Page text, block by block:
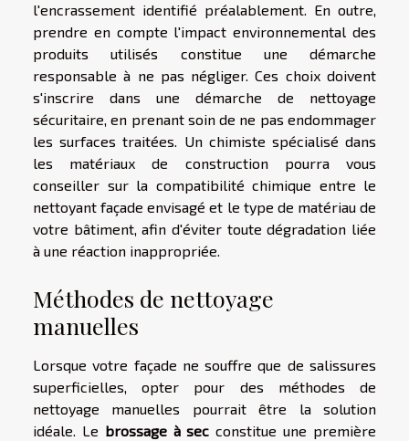
l'encrassement identifié préalablement. En outre,
prendre en compte l'impact environnemental des
produits utilisés constitue une démarche
responsable à ne pas négliger. Ces choix doivent
s'inscrire dans une démarche de nettoyage
sécuritaire, en prenant soin de ne pas endommager
les surfaces traitées. Un chimiste spécialisé dans
les matériaux de construction pourra vous
conseiller sur la compatibilité chimique entre le
nettoyant façade envisagé et le type de matériau de
votre bâtiment, afin d'éviter toute dégradation liée
à une réaction inappropriée.
Méthodes de nettoyage
manuelles
Lorsque votre façade ne souffre que de salissures
superficielles, opter pour des méthodes de
nettoyage manuelles pourrait être la solution
idéale. Le brossage à sec constitue une première